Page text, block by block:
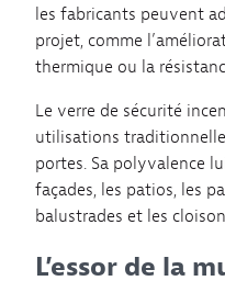
les fabricants peuvent
projet, comme
thermique ou la
Le verre de sécurité
utilisations
portes. Sa polyvalence
façades, les patios, les
balustrades et les
L’essor de la